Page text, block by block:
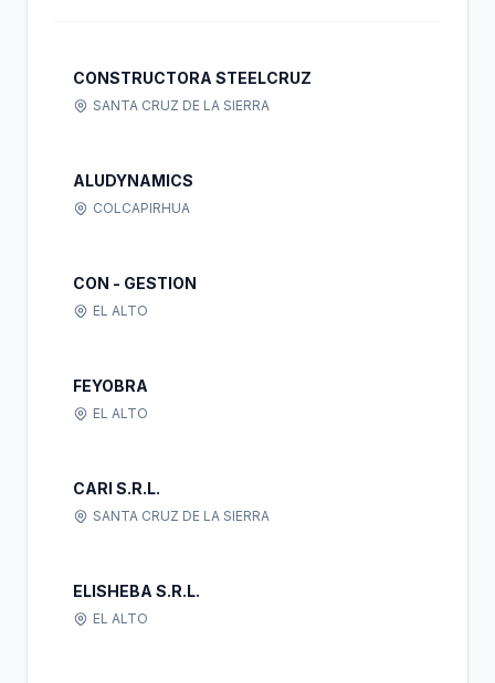
CONSTRUCTORA STEELCRUZ
SANTA CRUZ DE LA SIERRA
ALUDYNAMICS
COLCAPIRHUA
CON - GESTION
EL ALTO
FEYOBRA
EL ALTO
CARI S.R.L.
SANTA CRUZ DE LA SIERRA
ELISHEBA S.R.L.
EL ALTO